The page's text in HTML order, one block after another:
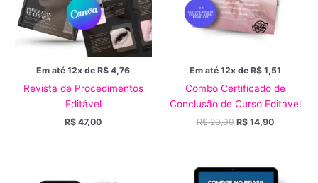
Em até 12x de R$ 4,76
Revista de Procedimentos
Editável
R$ 47,00
Em até 12x de R$1,51
Combo Certificado de
Conclusão de Curso Editável
R$29,90 R$14,90